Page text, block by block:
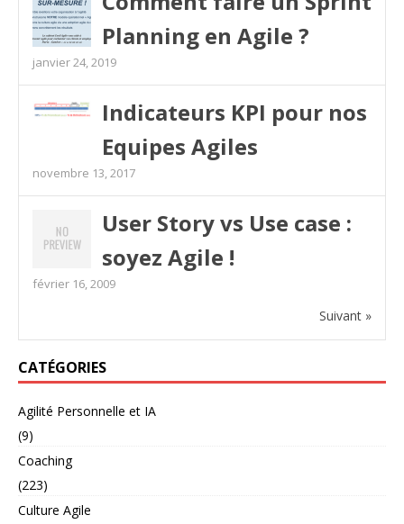
Planning en Agile ?
janvier 24, 2019
Indicateurs KPI pour nos
Equipes Agiles
novembre 13, 2017
User Story vs Use case :
soyez Agile !
février 16, 2009
Suivant »
CATÉGORIES
Agilité Personnelle et IA
(9)
Coaching
(223)
Culture Agile